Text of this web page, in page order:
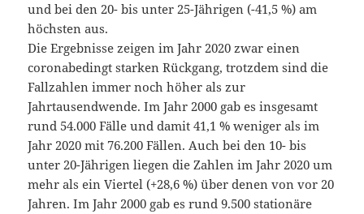
und bei den 20- bis unter 25-Jährigen (-41,5 %) am
höchsten aus.
Die Ergebnisse zeigen im Jahr 2020 zwar einen
coronabedingt starken Rückgang, trotzdem sind die
Fallzahlen immer noch höher als zur
Jahrtausendwende. Im Jahr 2000 gab es insgesamt
rund 54.000 Fälle und damit 41,1 % weniger als im
Jahr 2020 mit 76.200 Fällen. Auch bei den 10- bis
unter 20-Jährigen liegen die Zahlen im Jahr 2020 um
mehr als ein Viertel (+28,6 %) über denen von vor 20
Jahren. Im Jahr 2000 gab es rund 9.500 stationäre